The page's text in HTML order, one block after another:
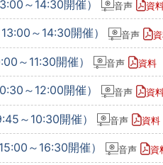
～14:30開催） 音声 資
～14:30開催） 音声
～11:30開催） 音声 資料
～12:00開催） 音声 資
～10:30開催） 音声 資料
～16:30開催） 音声 資